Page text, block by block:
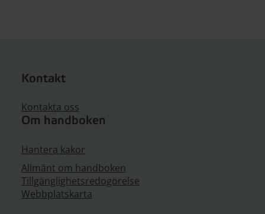
Kontakt
Kontakta oss
Om handboken
Hantera kakor
Allmänt om handboken
Tillgänglighetsredogörelse
Webbplatskarta